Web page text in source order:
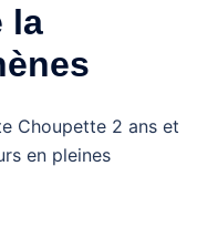
la
Choupette 2 ans et
en pleines